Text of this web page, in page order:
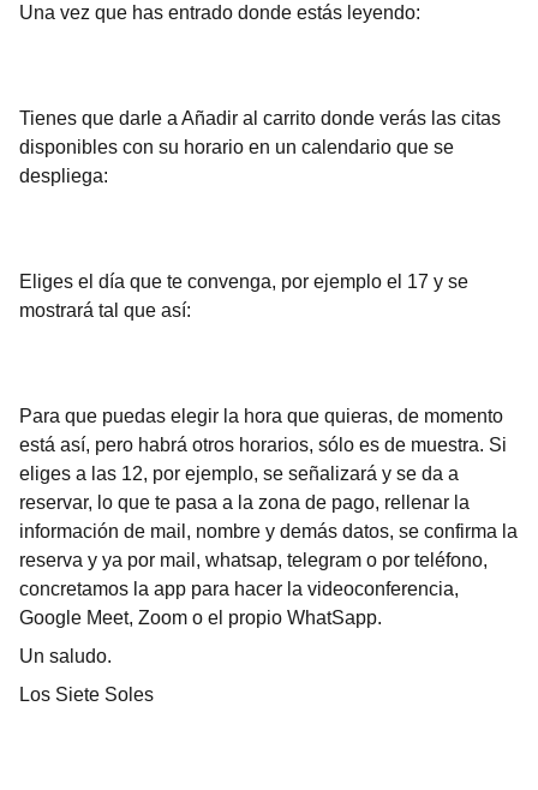
Una vez que has entrado donde estás leyendo:
Tienes que darle a Añadir al carrito donde verás las citas
disponibles con su horario en un calendario que se
despliega:
Eliges el día que te convenga, por ejemplo el 17 y se
mostrará tal que así:
Para que puedas elegir la hora que quieras, de momento
está así, pero habrá otros horarios, sólo es de muestra. Si
eliges a las 12, por ejemplo, se señalizará y se da a
reservar, lo que te pasa a la zona de pago, rellenar la
información de mail, nombre y demás datos, se confirma la
reserva y ya por mail, whatsap, telegram o por teléfono,
concretamos la app para hacer la videoconferencia,
Google Meet, Zoom o el propio WhatSapp.
Un saludo.
Los Siete Soles